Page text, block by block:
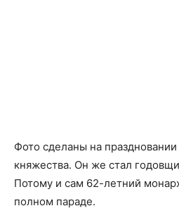
Фото сделаны на
княжества. Он же стал
Потому и сам 62-летний
полном параде.